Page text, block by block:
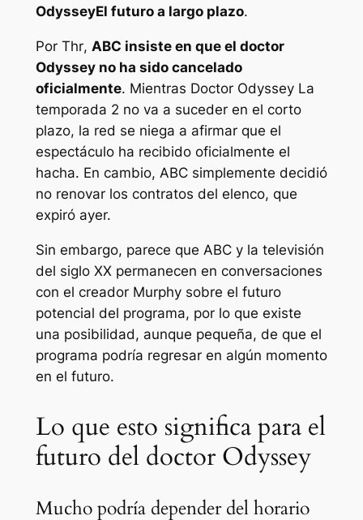
OdysseyEl futuro a largo plazo.
Por Thr, ABC insiste en que el doctor
Odyssey no ha sido cancelado
oficialmente. Mientras Doctor OdysseyLa
temporada 2 no va a suceder en el corto
plazo, la red se niega a afirmar que el
espectáculo ha recibido oficialmente el
hacha. En cambio, ABC simplemente decidió
no renovar los contratos del elenco, que
expiró ayer.
Sin embargo, parece que ABC y la televisión
del siglo XX permanecen en conversaciones
con el creador Murphy sobre el futuro
potencial del programa, por lo que existe
una posibilidad, aunque pequeña, de que el
programa podría regresar en algún momento
en el futuro.
Lo que esto significa para el
futuro del doctor Odyssey
Mucho podría depender del horario